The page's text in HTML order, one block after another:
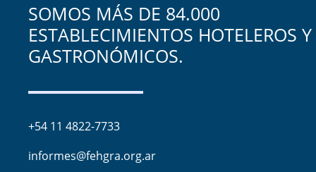
SOMOS MÁS DE 84.000
ESTABLECIMIENTOS HOTELEROS Y
GASTRONÓMICOS.
+54 11 4822-7733
informes@fehgra.org.ar